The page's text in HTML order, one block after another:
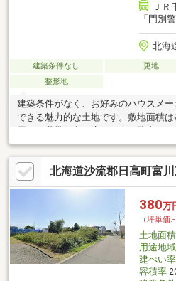
Ｊ
「門別
北海
建築条件なし 更地
整形地
建築条件がなく、お好みのハウスメ
できる魅力的な土地です。敷地面積
屋や二世帯住宅、広いお庭や駐車ス
ランニングが可能。北東向きながら
好な日当たりが魅力です。周囲との
シーと快適性を兼ね備えた住環境を実
の変化にも柔軟に対応できる、可能
北海道沙流郡日高町富
380万
（坪単価:-
土地面積
用途地域
建ぺい率
容積率